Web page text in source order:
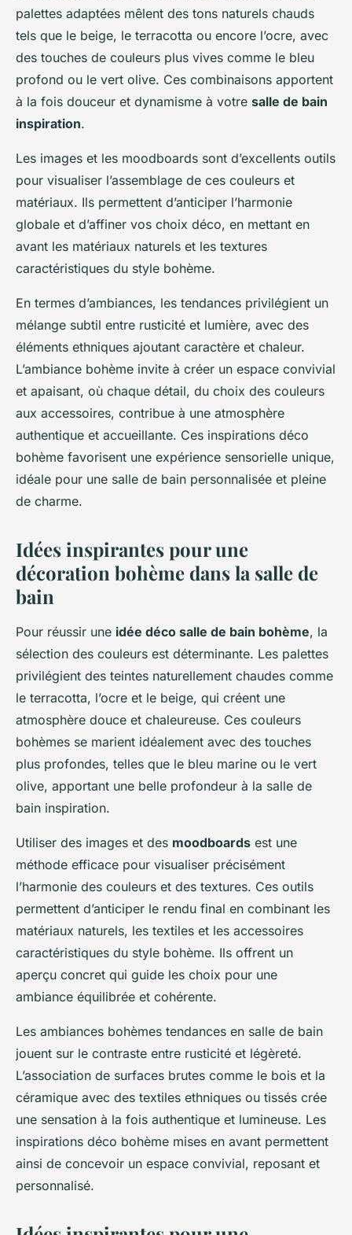
palettes adaptées mêlent des tons naturels chauds
tels que le beige, le terracotta ou encore l’ocre, avec
des touches de couleurs plus vives comme le bleu
profond ou le vert olive. Ces combinaisons apportent
à la fois douceur et dynamisme à votre salle de bain
inspiration.
Les images et les moodboards sont d’excellents outils
pour visualiser l’assemblage de ces couleurs et
matériaux. Ils permettent d’anticiper l’harmonie
globale et d’affiner vos choix déco, en mettant en
avant les matériaux naturels et les textures
caractéristiques du style bohème.
En termes d’ambiances, les tendances privilégient un
mélange subtil entre rusticité et lumière, avec des
éléments ethniques ajoutant caractère et chaleur.
L’ambiance bohème invite à créer un espace convivial
et apaisant, où chaque détail, du choix des couleurs
aux accessoires, contribue à une atmosphère
authentique et accueillante. Ces inspirations déco
bohème favorisent une expérience sensorielle unique,
idéale pour une salle de bain personnalisée et pleine
de charme.
Idées inspirantes pour une
décoration bohème dans la salle de
bain
Pour réussir une idée déco salle de bain bohème, la
sélection des couleurs est déterminante. Les palettes
privilégient des teintes naturellement chaudes comme
le terracotta, l’ocre et le beige, qui créent une
atmosphère douce et chaleureuse. Ces couleurs
bohèmes se marient idéalement avec des touches
plus profondes, telles que le bleu marine ou le vert
olive, apportant une belle profondeur à la salle de
bain inspiration.
Utiliser des images et des moodboards est une
méthode efficace pour visualiser précisément
l’harmonie des couleurs et des textures. Ces outils
permettent d’anticiper le rendu final en combinant les
matériaux naturels, les textiles et les accessoires
caractéristiques du style bohème. Ils offrent un
aperçu concret qui guide les choix pour une
ambiance équilibrée et cohérente.
Les ambiances bohèmes tendances en salle de bain
jouent sur le contraste entre rusticité et légèreté.
L’association de surfaces brutes comme le bois et la
céramique avec des textiles ethniques ou tissés crée
une sensation à la fois authentique et lumineuse. Les
inspirations déco bohème mises en avant permettent
ainsi de concevoir un espace convivial, reposant et
personnalisé.